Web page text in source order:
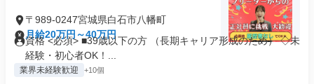
〒989-0247宮城県白石市八幡町
月給20万円～40万円
資格 <必須> ■39歳以下の方 （長期キャリア形成のため） ◇未
経験・初心者OK！...
業界未経験歓迎 +10個